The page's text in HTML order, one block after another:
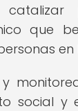
catalizar
que
social y